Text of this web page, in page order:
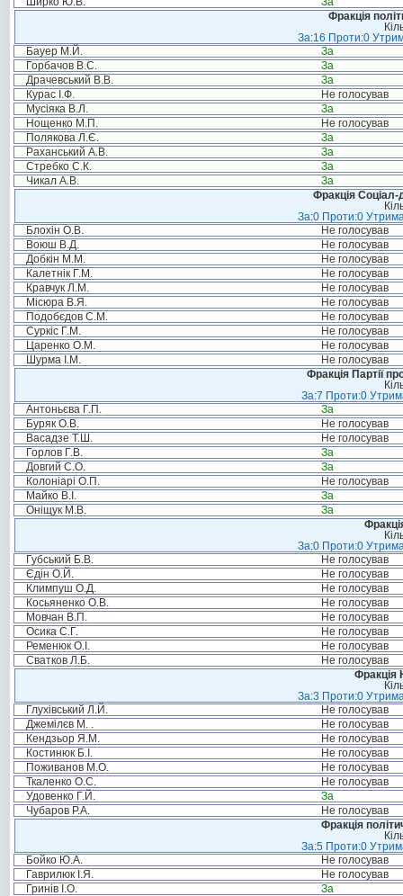
Фракція
За:16 Проти:0
Бауер М.Й.
За
Горбачов В.С.
За
Драчевський В.В.
За
Курас І.Ф.
Не голосував
Мусіяка В.Л.
За
Нощенко М.П.
Не голосував
Полякова Л.Є.
За
Раханський А.В.
За
Стребко С.К.
За
Чикал А.В.
За
Фракція Соціал-
За:0 Проти:0
Блохін О.В.
Не голосував
Воюш В.Д.
Не голосував
Добкін М.М.
Не голосував
Калетнік Г.М.
Не голосував
Кравчук Л.М.
Не голосував
Місюра В.Я.
Не голосував
Подобєдов С.М.
Не голосував
Суркіс Г.М.
Не голосував
Царенко О.М.
Не голосував
Шурма І.М.
Не голосував
Фракція Партії
За:7 Проти:0
Антоньєва Г.П.
За
Буряк О.В.
Не голосував
Васадзе Т.Ш.
Не голосував
Горлов Г.В.
За
Довгий С.О.
За
Колоніарі О.П.
Не голосував
Майко В.І.
За
Оніщук М.В.
За
За:0 Проти:0
Губський Б.В.
Не голосував
Єдін О.Й.
Не голосував
Климпуш О.Д.
Не голосував
Косьяненко О.В.
Не голосував
Мовчан В.П.
Не голосував
Осика С.Г.
Не голосував
Ременюк О.І.
Не голосував
Сватков Л.Б.
Не голосував
Фракція
За:3 Проти:0
Глухівський Л.Й.
Не голосував
Джемілєв М. .
Не голосував
Кендзьор Я.М.
Не голосував
Костинюк Б.І.
Не голосував
Поживанов М.О.
Не голосував
Ткаленко О.С.
Не голосував
Удовенко Г.Й.
За
Чубаров Р.А.
Не голосував
Фракція
За:5 Проти:0
Бойко Ю.А.
Не голосував
Гаврилюк І.Я.
Не голосував
Гринів І.О.
За